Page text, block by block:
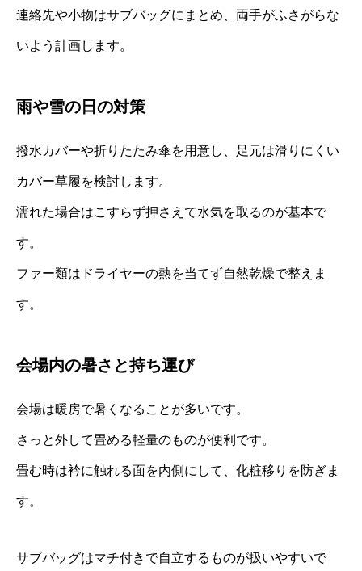
連絡先や小物はサブバッグにまとめ、両手がふさがらな
いよう計画します。
雨や雪の日の対策
撥水カバーや折りたたみ傘を用意し、足元は滑りにくい
カバー草履を検討します。
濡れた場合はこすらず押さえて水気を取るのが基本で
す。
ファー類はドライヤーの熱を当てず自然乾燥で整えま
す。
会場内の暑さと持ち運び
会場は暖房で暑くなることが多いです。
さっと外して畳める軽量のものが便利です。
畳む時は衿に触れる面を内側にして、化粧移りを防ぎま
す。
サブバッグはマチ付きで自立するものが扱いやすいで